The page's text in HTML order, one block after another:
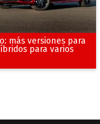
más versiones para
para varios